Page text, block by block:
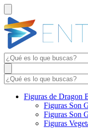
Figuras de Dragon
Figuras Son
Figuras Son
Figuras